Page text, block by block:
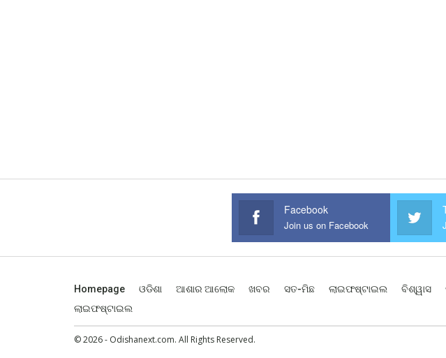
Facebook
Join us on Facebook
Homepage ଓଡିଶା ଆଶାର ଆଲୋକ ଖବର ସତ-ମିଛ ଲାଇଫଷ୍ଟାଇଲ ବିଶ୍ୱାସ
ଲାଇଫଷ୍ଟାଇଲ
© 2026 - Odishanext.com. All Rights Reserved.